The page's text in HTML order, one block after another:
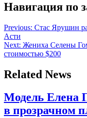
Навигация по
Previous: Стас Ярушин
Асти
Next: Жениха Селены
стоимостью $200
Related News
Модель Елена
в прозрачном